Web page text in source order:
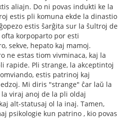
aliajn. Do ni povas indukti ke la
estis pli komuna ekde la dinastio
estis ŝarĝita sur la ŝultroj de
korpoparto por esti
sekve, hepato kaj mamoj.
ne estas tiom vivminaca, kaj la
rapide. Pli strange, la akceptintoj
estis patrinoj kaj
Mi diris "strange" ĉar laŭ la
viraj anoj de la pli oldaj
alt-statusaj ol la inaj. Tamen,
psikologie kun patrino , kio povas